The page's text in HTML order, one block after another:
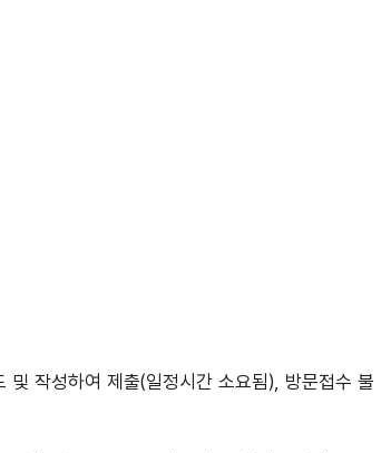
작성하여 제출(일정시간 소요됨), 방문접수 불